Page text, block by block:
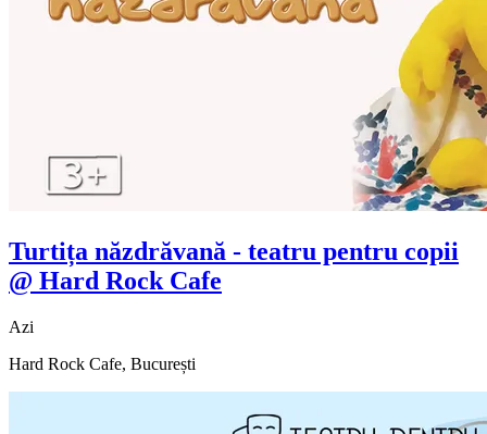
Turtița năzdrăvană - teatru pentru copii
@ Hard Rock Cafe
Azi
Hard Rock Cafe, București